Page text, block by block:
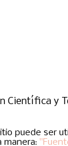
Científica y
puede ser
manera: